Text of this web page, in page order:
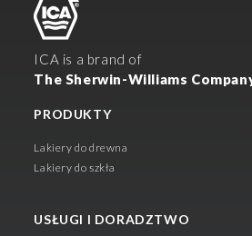
ICA is a brand of
The Sherwin-Williams
PRODUKTY
Lakiery do drewna
Lakiery do szkła
USŁUGI I DORADZTWO